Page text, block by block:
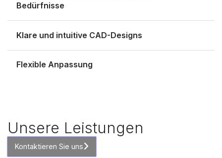
Bedürfnisse
Klare und intuitive CAD-Designs
Flexible Anpassung
Unsere Leistungen
Kontaktieren Sie uns